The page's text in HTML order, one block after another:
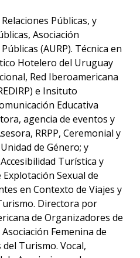
Públicas, y
Asociación
(AURP). Técnica en
Hotelero del Uruguay
Red Iberoamericana
e Insituto
Educativa
agencia de eventos y
RRPP, Ceremonial y
de Género; y
Turística y
Sexual de
en Contexto de Viajes y
Directora por
de Organizadores de
Femenina de
Turismo. Vocal,